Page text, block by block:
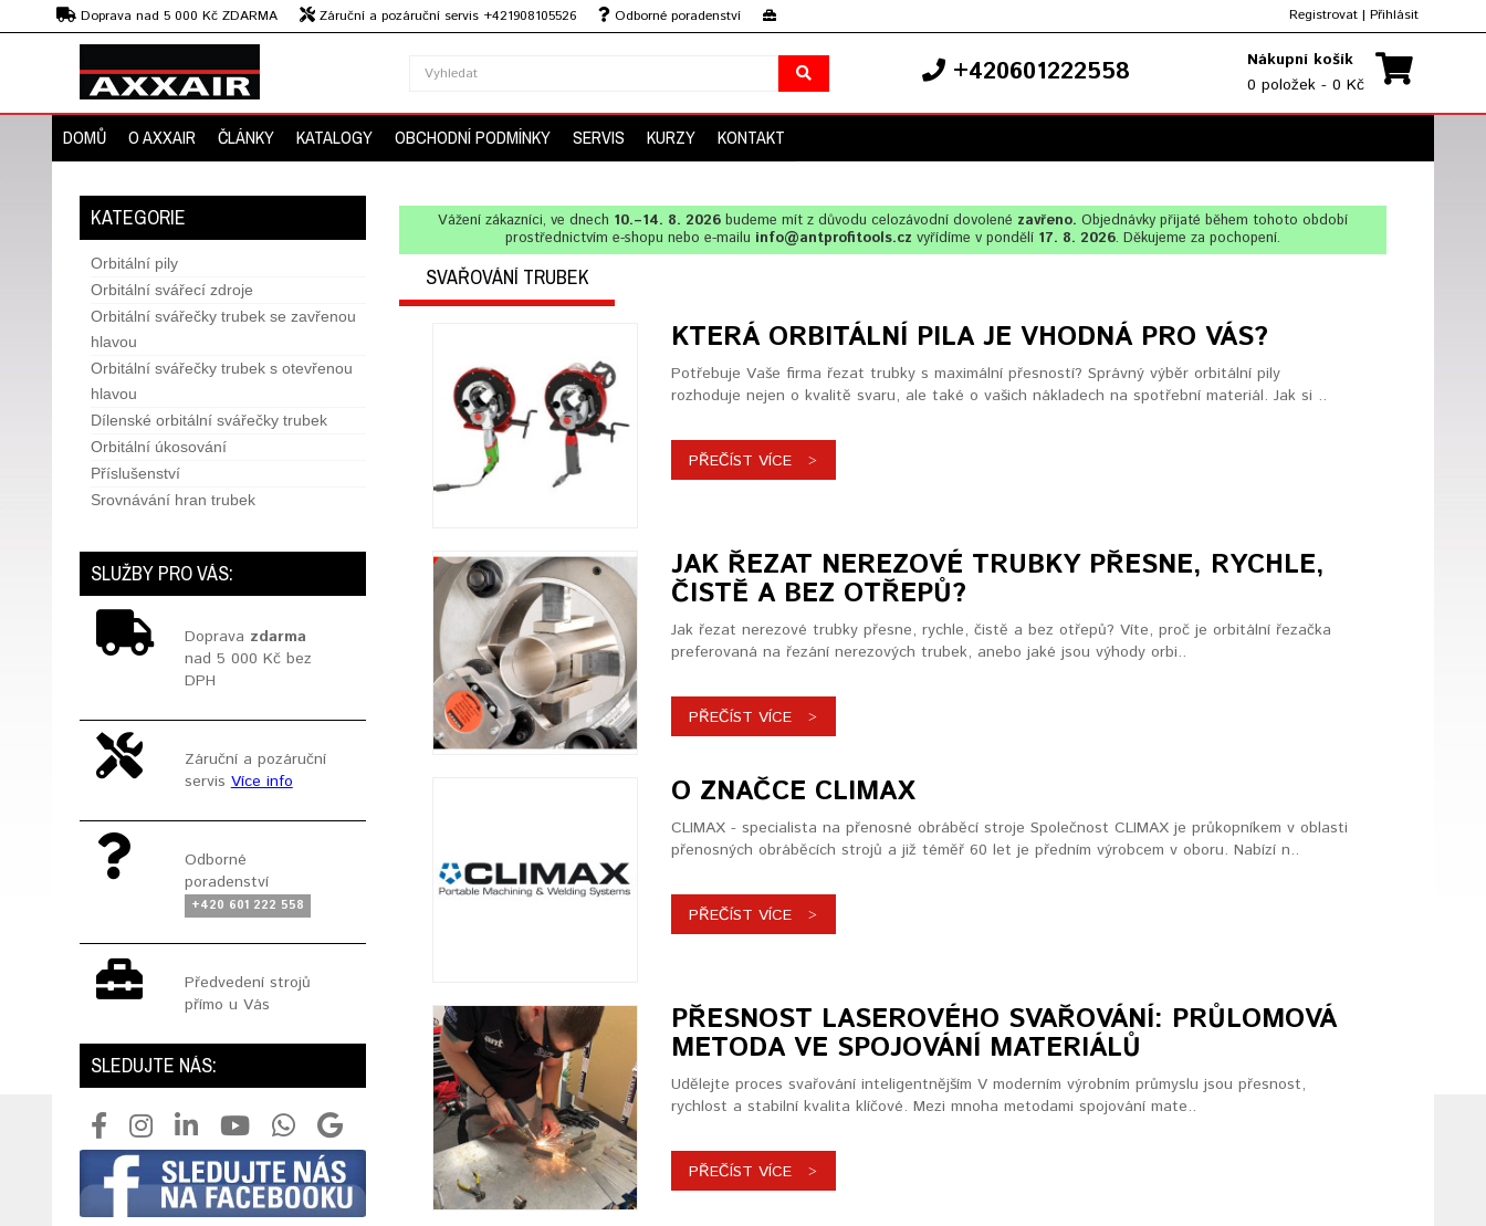
Doprava nad 5 000 Kč ZDARMA Záruční a pozáruční servis +421908105526
Odborné poradenství
Předvedení strojů
Registrovat | Přihlásit
+420601222558
Nákupní košík
0 položek - 0 Kč
DOMŮ O AXXAIR ČLÁNKY KATALOGY OBCHODNÍ PODMÍNKY SERVIS KURZY KONTAKT
KATEGORIE
Orbitální pily
Orbitální svářecí zdroje
Orbitální svářečky trubek se zavřenou
hlavou
Orbitální svářečky trubek s otevřenou
hlavou
Dílenské orbitální svářečky trubek
Orbitální úkosování
Příslušenství
Srovnávání hran trubek
SLUŽBY PRO VÁS:
Doprava zdarma
nad 5 000 Kč bez
DPH
Záruční a pozáruční
servisVíce info
Odborné
poradenství
+420 601 222 558
Předvedení strojů
přímo u Vás
SLEDUJTE NÁS:
Vážení zákazníci, ve dnech 10.–14. 8. 2026budeme mít z důvodu celozávodní dovolené zavřeno. Objednávky přijaté během tohoto období
prostřednictvím e-shopu nebo e-mailu info@antprofitools.cz vyřídíme v pondělí 17. 8. 2026. Děkujeme za pochopení.
SVAŘOVÁNÍ TRUBEK
KTERÁ ORBITÁLNÍ PILA JE VHODNÁ PRO VÁS?
Potřebuje Vaše firma řezat trubky s maximální přesností? Správný výběr orbitální pily
rozhoduje nejen o kvalitě svaru, ale také o vašich nákladech na spotřební materiál. Jak si ..
PŘEČÍST VÍCE
JAK ŘEZAT NEREZOVÉ TRUBKY PŘESNE, RYCHLE,
ČISTĚ A BEZ OTŘEPŮ?
Jak řezat nerezové trubky přesne, rychle, čistě a bez otřepů? Víte, proč je orbitální řezačka
preferovaná na řezání nerezových trubek, anebo jaké jsou výhody orbi..
PŘEČÍST VÍCE
O ZNAČCE CLIMAX
CLIMAX - specialista na přenosné obráběcí stroje Společnost CLIMAX je průkopníkem v oblasti
přenosných obráběcích strojů a již téměř 60 let je předním výrobcem v oboru. Nabízí n..
PŘEČÍST VÍCE
PŘESNOST LASEROVÉHO SVAŘOVÁNÍ: PRŮLOMOVÁ
METODA VE SPOJOVÁNÍ MATERIÁLŮ
Udělejte proces svařování inteligentnějším V moderním výrobním průmyslu jsou přesnost,
rychlost a stabilní kvalita klíčové. Mezi mnoha metodami spojování mate..
PŘEČÍST VÍCE